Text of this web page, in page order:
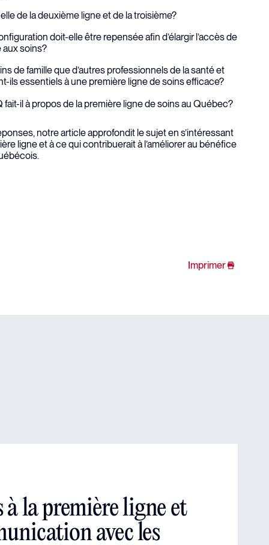
de la deuxième ligne et de la troisième?
doit-elle être repensée afin d’élargir l’accès de
soins?
de famille que d’autres professionnels de la santé et
ils essentiels à une première ligne de soins efficace?
il à propos de la première ligne de soins au Québec?
notre article approfondit le sujet en s’intéressant
ligne et à ce qui contribuerait à l’améliorer au bénéfice
Imprimer
à la première ligne et
avec les